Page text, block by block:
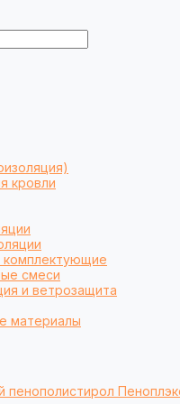
кровли
комплектующие
смеси
и ветрозащита
материалы
пенополистирол